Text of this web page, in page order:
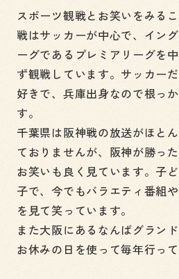
スポーツ観戦とお笑いをみる
戦はサッカーが中心で、イン
ーグであるプレミアリーグを
ず観戦しています。サッカー
好きで、兵庫出身なので根っ
す。
千葉県は阪神戦の放送がほと
ておりませんが、阪神が勝っ
お笑いも良く見ています。子
子で、今でもバラエティ番組
を見て笑っています。
また大阪にあるなんばグラン
お休みの日を使って毎年行って